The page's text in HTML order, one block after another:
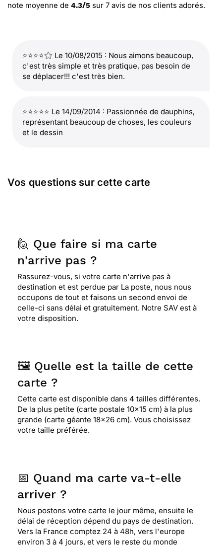
note moyenne de 4.3/5 sur 7 avis de nos clients adorés.
⭐⭐⭐⭐
Le 10/08/2015 : Nous aimons beaucoup,
c'est très simple et très pratique, pas besoin de
se déplacer!!! c'est très bien.
⭐⭐⭐⭐⭐ Le 14/09/2014 : Passionnée de dauphins,
représentant beaucoup de choses, les couleurs
et le dessin
Vos questions sur cette carte
🙋 Que faire si ma carte
n'arrive pas ?
Rassurez-vous, si votre carte n'arrive pas à
destination et est perdue par La poste, nous nous
occupons de tout et faisons un second envoi de
celle-ci sans délai et gratuitement. Notre SAV est à
votre disposition.
🖼️ Quelle est la taille de cette
carte ?
Cette carte est disponible dans 4 tailles différentes.
De la plus petite (carte postale 10x15 cm) à la plus
grande (carte géante 18x26 cm). Vous choisissez
votre taille préférée.
📅 Quand ma carte va-t-elle
arriver ?
Nous postons votre carte le jour même, ensuite le
délai de réception dépend du pays de destination.
Vers la France comptez 24 à 48h, vers l'europe
environ 3 à 4 jours, et vers le reste du monde